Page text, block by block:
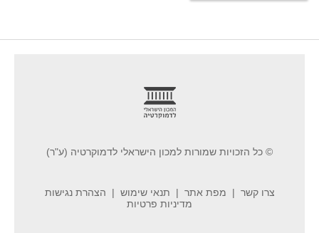
© כל הזכויות שמורות למכון הישראלי לדמוקרטיה (ע"ר)
צרו קשר מפת אתר תנאי שימוש
הצהרת נגישות
מדיניות פרטיות